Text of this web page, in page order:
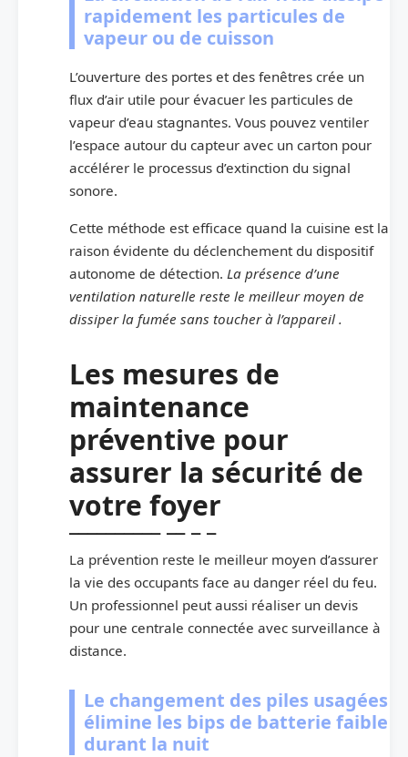
rapidement les particules de
vapeur ou de cuisson
L’ouverture des portes et des fenêtres crée un
flux d’air utile pour évacuer les particules de
vapeur d’eau stagnantes. Vous pouvez ventiler
l’espace autour du capteur avec un carton pour
accélérer le processus d’extinction du signal
sonore.
Cette méthode est efficace quand la cuisine est la
raison évidente du déclenchement du dispositif
autonome de détection. La présence d’une
ventilation naturelle reste le meilleur moyen de
dissiper la fumée sans toucher à l’appareil .
Les mesures de
maintenance
préventive pour
assurer la sécurité de
votre foyer
La prévention reste le meilleur moyen d’assurer
la vie des occupants face au danger réel du feu.
Un professionnel peut aussi réaliser un devis
pour une centrale connectée avec surveillance à
distance.
Le changement des piles usagées
élimine les bips de batterie faible
durant la nuit